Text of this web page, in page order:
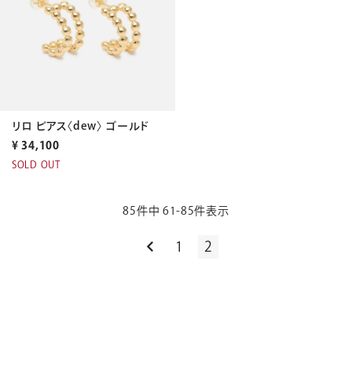
リロ ピアス〈dew〉 ゴールド
¥ 34,100
SOLD OUT
85件中 61-85件表示
1 2